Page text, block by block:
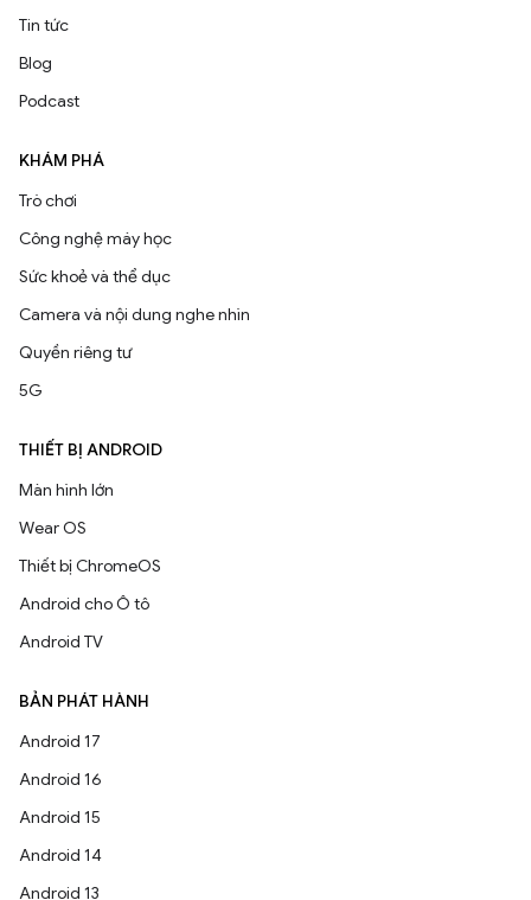
Tin tức
Blog
Podcast
KHÁM PHÁ
Trò chơi
Công nghệ máy học
Sức khoẻ và thể dục
Camera và nội dung nghe nhìn
Quyền riêng tư
5G
THIẾT BỊ ANDROID
Màn hình lớn
Wear OS
Thiết bị ChromeOS
Android cho Ô tô
Android TV
BẢN PHÁT HÀNH
Android 17
Android 16
Android 15
Android 14
Android 13